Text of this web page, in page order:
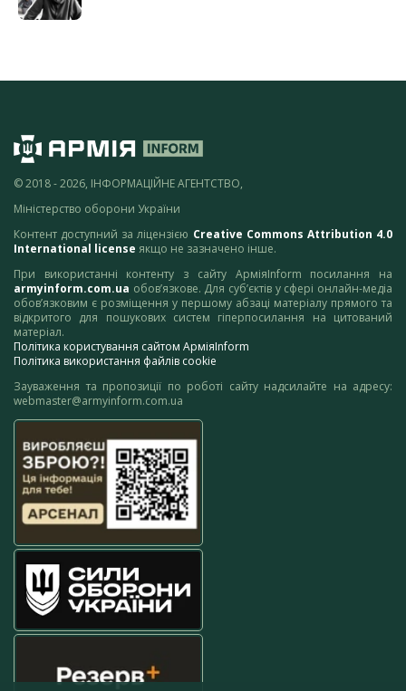
© 2018 - 2026, ІНФОРМАЦІЙНЕ АГЕНТСТВО,
Міністерство оборони України
Контент доступний за ліцензією Creative Commons Attribution 4.0
International license якщо не зазначено інше.
При використанні контенту з сайту АрміяInform посилання на
armyinform.com.ua обов’язкове. Для суб’єктів у сфері онлайн-медіа
обов’язковим є розміщення у першому абзаці матеріалу прямого та
відкритого для пошукових систем гіперпосилання на цитований
матеріал.
Політика користування сайтом АрміяInform
Політика використання файлів cookie
Зауваження та пропозиції по роботі сайту надсилайте на адресу:
webmaster@armyinform.com.ua